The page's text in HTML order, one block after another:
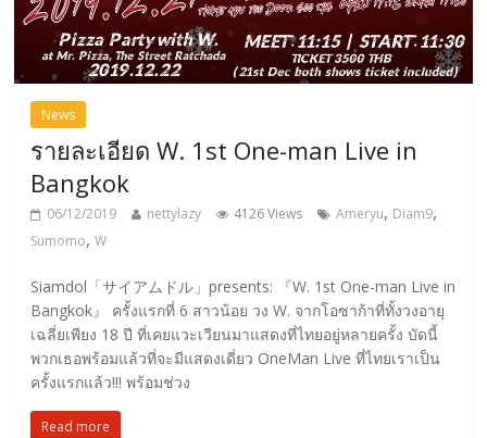
News
รายละเอียด W. 1st One-man Live in
Bangkok
06/12/2019 nettylazy 4126 Views Ameryu, Diam9,
Sumomo,W
Siamdol「サイアムドル」presents: 『W. 1st One-man Live in
Bangkok』 ครั้งแรกที่ 6 สาวน้อย วง W. จากโอซาก้าที่ทั้งวงอายุ
เฉลี่ยเพียง 18 ปี ที่เคยแวะเวียนมาแสดงที่ไทยอยู่หลายครั้ง บัดนี้
พวกเธอพร้อมแล้วที่จะมีแสดงเดี่ยว OneMan Live ที่ไทยเราเป็น
ครั้งแรกแล้ว!!! พร้อมช่วง
Read more